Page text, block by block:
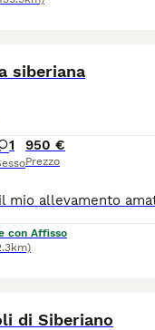
siberiana
1 950 €
Prezzo
con Affisso
di Siberiano